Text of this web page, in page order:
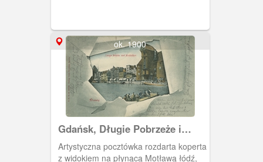
ok. 1900
Gdańsk, Długie Pobrzeże i
Żuraw
Artystyczna pocztówka rozdarta koperta
z widokiem na płynącą Motławą łódź,